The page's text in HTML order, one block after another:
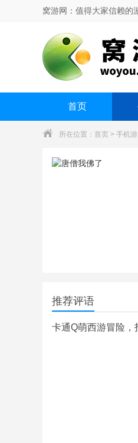
窝游网：值得大家信赖的
首页
所在位置： 首页 > 手机
推荐评语
卡通Q萌西游冒险，